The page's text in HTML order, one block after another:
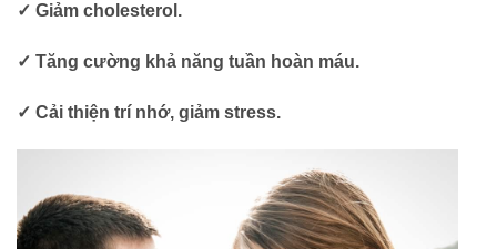
✓ Giảm cholesterol.
✓ Tăng cường khả năng tuần hoàn máu.
✓ Cải thiện trí nhớ, giảm stress.